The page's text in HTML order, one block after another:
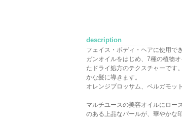
description
フェイス・ボディ・ヘアに使用で
ガンオイルをはじめ、7種の植物
たドライ処方のテクスチャーです
かな髪に導きます。
オレンジブロッサム、ベルガモッ
マルチユースの美容オイルにロー
のある上品なパールが、華やかな